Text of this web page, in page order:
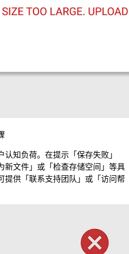
知负荷。在提示「保存失败」
新文件」或「检查存储空间」等具
提供「联系支持团队」或「访问帮